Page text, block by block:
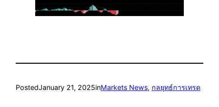
PostedJanuary 21, 2025inMarkets News, กลยุทธ์การเทรด